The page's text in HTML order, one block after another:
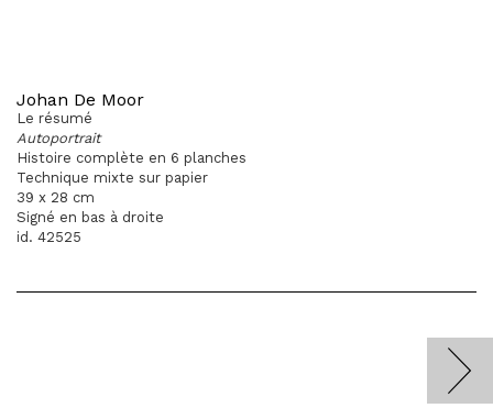
Johan De Moor
Le résumé
Autoportrait
Histoire complète en 6 planches
Technique mixte sur papier
39 x 28 cm
Signé en bas à droite
id. 42525